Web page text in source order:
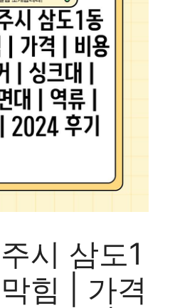
시 삼도1
힘 | 가격